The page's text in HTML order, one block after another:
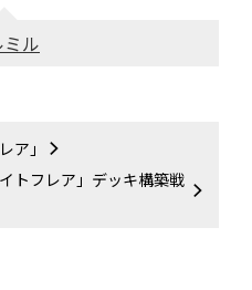
ル
ア」
トフレア」デッキ構築戦